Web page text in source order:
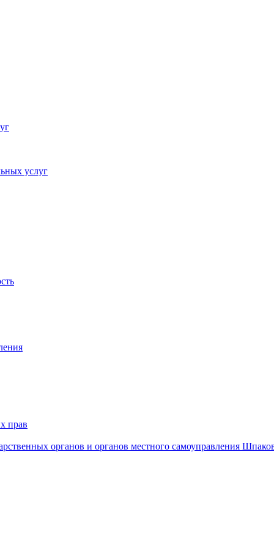
услуг
прав
органов и органов местного самоуправления